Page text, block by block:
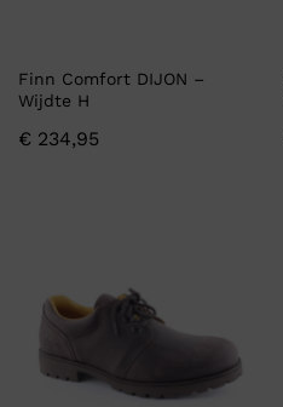
Finn Comfort DIJON –
Wijdte H
€ 234,95